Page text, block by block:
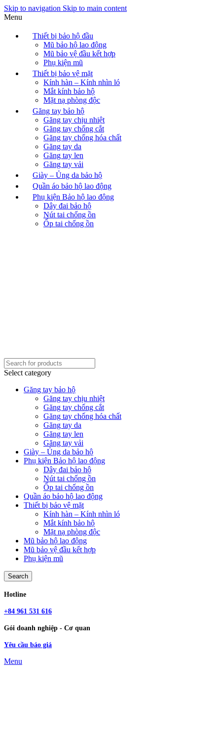
Skip to navigation Skip to main content
Menu
Thiết bị bảo hộ đầu
Mũ bảo hộ lao động
Mũ bảo vệ đầu kết hợp
Phụ kiện mũ
Thiết bị bảo vệ mặt
Kính hàn – Kính nhìn ló
Mắt kính bảo hộ
Mặt nạ phòng độc
Găng tay bảo hộ
Găng tay chịu nhiệt
Găng tay chống cắt
Găng tay chống hóa chất
Găng tay da
Găng tay len
Găng tay vải
Giày – Ủng da bảo hộ
Quần áo bảo hộ lao động
Phụ kiện Bảo hộ lao động
Dây đai bảo hộ
Nút tai chống ồn
Ốp tai chống ồn
Select category
Găng tay bảo hộ
Găng tay chịu nhiệt
Găng tay chống cắt
Găng tay chống hóa chất
Găng tay da
Găng tay len
Găng tay vải
Giày – Ủng da bảo hộ
Phụ kiện Bảo hộ lao động
Dây đai bảo hộ
Nút tai chống ồn
Ốp tai chống ồn
Quần áo bảo hộ lao động
Thiết bị bảo vệ mặt
Kính hàn – Kính nhìn ló
Mắt kính bảo hộ
Mặt nạ phòng độc
Mũ bảo hộ lao động
Mũ bảo vệ đầu kết hợp
Phụ kiện mũ
Search
Hotline
+84 961 531 616
Gói doanh nghiệp - Cơ quan
Yêu cầu báo giá
Menu